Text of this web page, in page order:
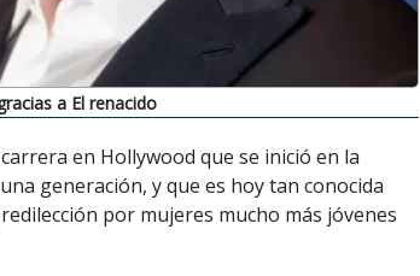
a El renacido
en Hollywood que se inició en la
generación, y que es hoy tan conocida
por mujeres mucho más jóvenes